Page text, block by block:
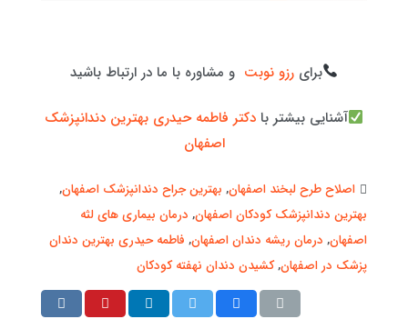
برای رزو نوبت و مشاوره با ما در ارتباط باشید
آشنایی بیشتر بادکتر فاطمه حیدری بهترین دندانپزشک
اصفهان
اصلاح طرح لبخند اصفهان, بهترین جراح دندانپزشک اصفهان,
بهترین دندانپزشک کودکان اصفهان, درمان بیماری های لثه
اصفهان, درمان ریشه دندان اصفهان, فاطمه حیدری بهترین دندان
پزشک در اصفهان,کشیدن دندان نهفته کودکان